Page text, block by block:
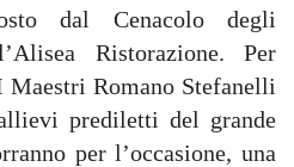
dal Cenacolo degli
Ristorazione. Per
Maestri Romano Stefanelli
prediletti del grande
per l’occasione, una